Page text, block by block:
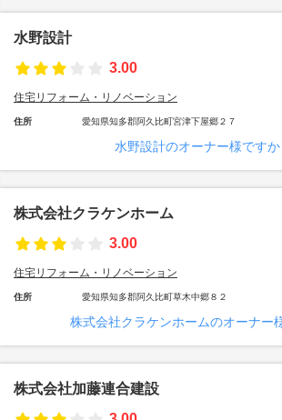
水野設計
3.00
住宅リフォーム・リノベーション
住所 愛知県知多郡阿久比町宮津下屋郷２７
水野設計のオーナー様ですか
株式会社クラケンホーム
3.00
住宅リフォーム・リノベーション
住所 愛知県知多郡阿久比町草木中郷８２
株式会社クラケンホームのオーナー
株式会社加藤連合建設